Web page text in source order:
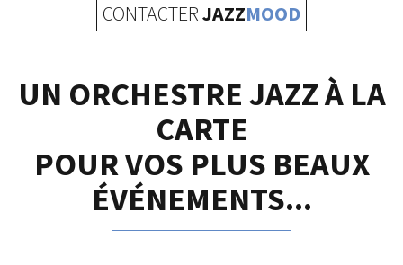
CONTACTERJAZZMOOD
UN ORCHESTRE JAZZ À LA
CARTE
POUR VOS PLUS BEAUX
ÉVÉNEMENTS...